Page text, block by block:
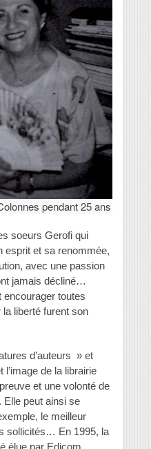
pendant 25 ans
soeurs Gerofi qui
esprit et sa renommée,
avec une passion
jamais décliné…
toutes
liberté furent son
d’auteurs » et
de la librairie
et une volonté de
Elle peut ainsi se
le meilleur
sollicités… En 1995, la
élue par Edicom